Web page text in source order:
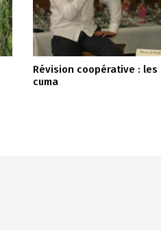
Révision coopérative :
cuma